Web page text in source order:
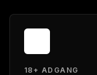
18+ ADGANG